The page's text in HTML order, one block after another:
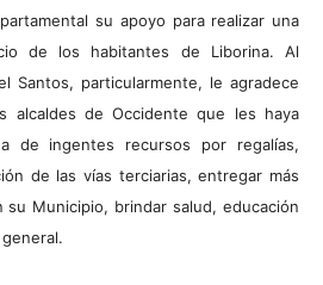
su apoyo para realizar una
de los habitantes de Liborina. Al
Santos, particularmente, le agradece
alcaldes de Occidente que les haya
de ingentes recursos por regalías,
de las vías terciarias, entregar más
Municipio, brindar salud, educación